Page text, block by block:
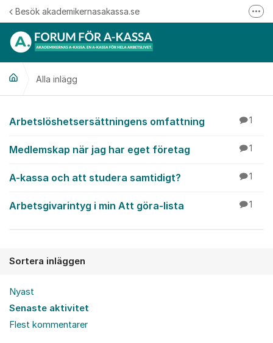
Hoppa till innehåll
Besök akademikernasakassa.se
Alla inlägg
Alla inlägg
Arbetslöshetsersättningens omfattning 1
Medlemskap när jag har eget företag 1
A-kassa och att studera samtidigt? 1
Arbetsgivarintyg i min Att göra-lista 1
Sortera inläggen
Nyast
Senaste aktivitet
Flest kommentarer